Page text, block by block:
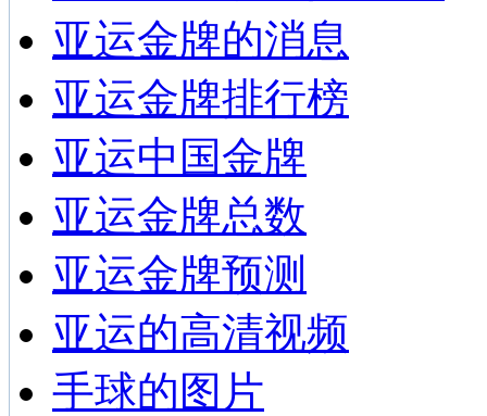
亚运金牌的消息
亚运金牌排行榜
亚运中国金牌
亚运金牌总数
亚运金牌预测
亚运的高清视频
手球的图片